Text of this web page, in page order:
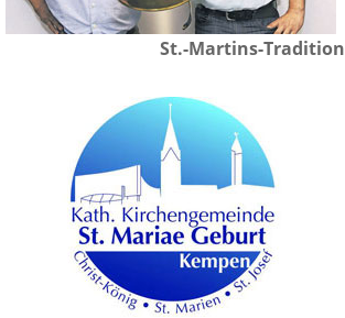
St.-Martins-Tradition